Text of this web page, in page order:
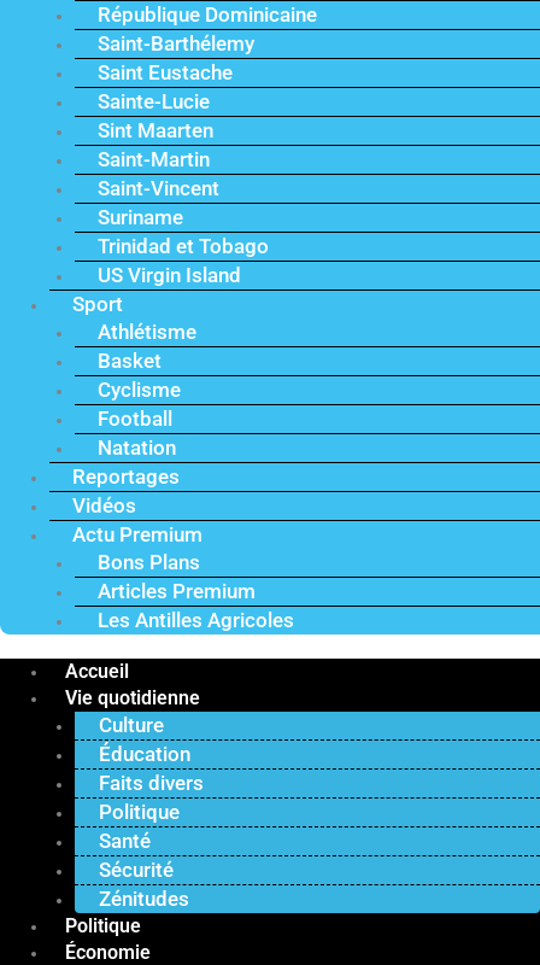
République Dominicaine
Saint-Barthélemy
Saint Eustache
Sainte-Lucie
Sint Maarten
Saint-Martin
Saint-Vincent
Suriname
Trinidad et Tobago
US Virgin Island
Sport
Athlétisme
Basket
Cyclisme
Football
Natation
Reportages
Vidéos
Actu Premium
Bons Plans
Articles Premium
Les Antilles Agricoles
Accueil
Vie quotidienne
Culture
Éducation
Faits divers
Politique
Santé
Sécurité
Zénitudes
Politique
Économie